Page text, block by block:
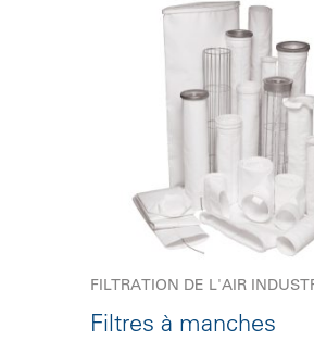
FILTRATION DE L'AIR
Filtres à manches